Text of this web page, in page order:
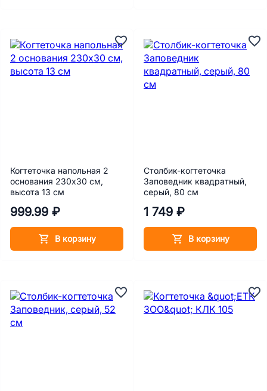
Когтеточка напольная 2
основания 230х30 см,
высота 13 см
999.99 ₽
В корзину
Столбик-когтеточка
Заповедник квадратный,
серый, 80 см
1 749 ₽
В корзину